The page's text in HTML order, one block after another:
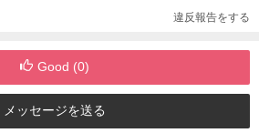
違反報告をする
Good (0)
メッセージを送る